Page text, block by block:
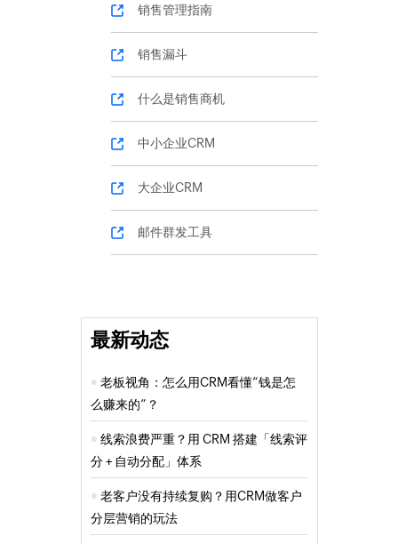
销售管理指南
销售漏斗
什么是销售商机
中小企业CRM
大企业CRM
邮件群发工具
最新动态
老板视角：怎么用CRM看懂“钱是怎
么赚来的”？
线索浪费严重？用 CRM 搭建「线索评
分 + 自动分配」体系
老客户没有持续复购？用CRM做客户
分层营销的玩法